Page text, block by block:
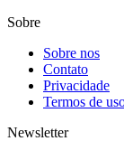
Sobre
Sobre nos
Contato
Privacidade
Termos de
Newsletter